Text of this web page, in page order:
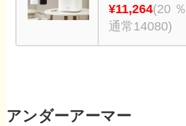
¥11,264(20
通常14080)
アンダーアーマー